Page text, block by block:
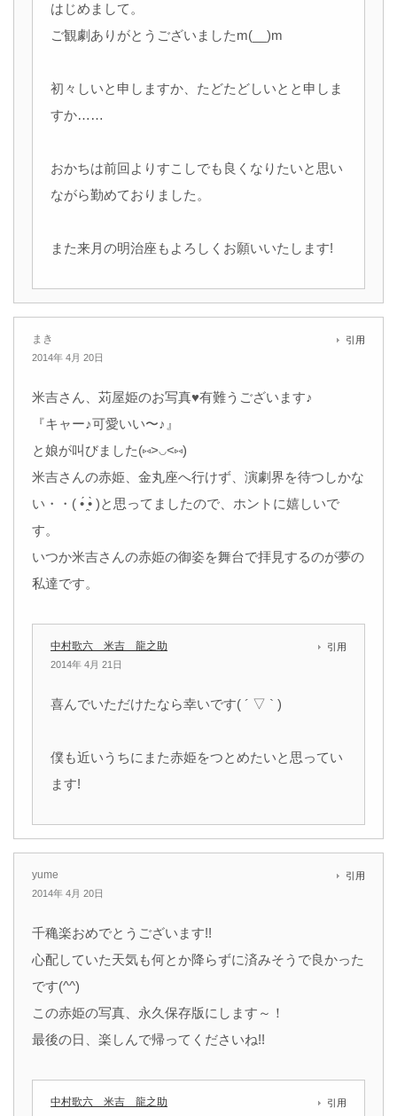
はじめまして。
ご観劇ありがとうございましたm(__)m
初々しいと申しますか、たどたどしいとと申しま
すか……
おかちは前回よりすこしでも良くなりたいと思い
ながら勤めておりました。
また来月の明治座もよろしくお願いいたします!
まき
2014年 4月 20日
引用
米吉さん、苅屋姫のお写真♥有難うございます♪
『キャー♪可愛いい〜♪』
と娘が叫びました(⑅˃◡˂⑅)
米吉さんの赤姫、金丸座へ行けず、演劇界を待つしかな
い・・( •́ ̯•̀ )と思ってましたので、ホントに嬉しいで
す。
いつか米吉さんの赤姫の御姿を舞台で拝見するのが夢の
私達です。
中村歌六 米吉 龍之助
2014年 4月 21日
引用
喜んでいただけたなら幸いです( ´ ▽ ` )
僕も近いうちにまた赤姫をつとめたいと思ってい
ます!
yume
2014年 4月 20日
引用
千穐楽おめでとうございます!!
心配していた天気も何とか降らずに済みそうで良かった
です(^^)
この赤姫の写真、永久保存版にします～！
最後の日、楽しんで帰ってくださいね!!
中村歌六 米吉 龍之助 引用